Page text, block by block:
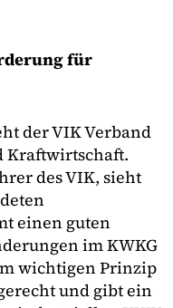
für
der VIK Verband
Kraftwirtschaft.
des VIK, sieht
einen guten
im KWKG
wichtigen Prinzip
und gibt ein